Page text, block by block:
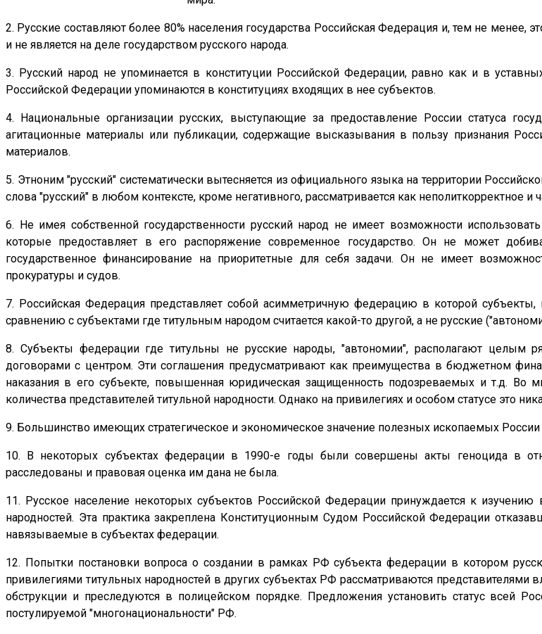
2. Русские составляют более 80% населения государства Российская Федерация и, тем не менее,
и не является на деле государством русского народа.
3. Русский народ не упоминается в конституции Российской Федерации, равно как и в
Российской Федерации упоминаются в конституциях входящих в нее субъектов.
4. Национальные организации русских, выступающие за предоставление России статуса
агитационные материалы или публикации, содержащие высказывания в пользу признания
материалов.
5. Этноним "русский" систематически вытесняется из официального языка на территории
слова "русский" в любом контексте, кроме негативного, рассматривается как неполиткорректное и
6. Не имея собственной государственности русский народ не имеет возможности
которые предоставляет в его распоряжение современное государство. Он не может
государственное финансирование на приоритетные для себя задачи. Он не имеет
прокуратуры и судов.
7. Российская Федерация представляет собой асимметричную федерацию в которой
сравнению с субъектами где титульным народом считается какой-то другой, а не русские
8. Субъекты федерации где титульны не русские народы, "автономии", располагают
договорами с центром. Эти соглашения предусматривают как преимущества в бюджетном
наказания в его субъекте, повышенная юридическая защищенность подозреваемых и т.д. Во
количества представителей титульной народности. Однако на привилегиях и особом статусе это
9. Большинство имеющих стратегическое и экономическое значение полезных ископаемых России
10. В некоторых субъектах федерации в 1990-е годы были совершены акты геноцида в
расследованы и правовая оценка им дана не была.
11. Русское население некоторых субъектов Российской Федерации принуждается к
народностей. Эта практика закреплена Конституционным Судом Российской Федерации
навязываемые в субъектах федерации.
12. Попытки постановки вопроса о создании в рамках РФ субъекта федерации в котором
привилегиями титульных народностей в других субъектах РФ рассматриваются
обструкции и преследуются в полицейском порядке. Предложения установить статус всей
постулируемой "многонациональности" РФ.